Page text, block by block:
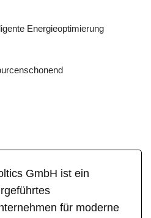
Energieoptimierung
GmbH ist ein
für moderne